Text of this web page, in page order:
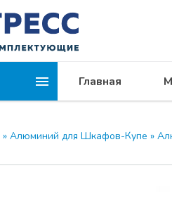
Главная
» Алюминий для Шкафов-Купе »